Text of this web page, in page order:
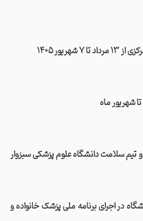
1405
شهریور ماه
تیم سلامت دانشگاه علوم پزشکی سبزوار
در اجرای برنامه ملی پزشک خانواده و